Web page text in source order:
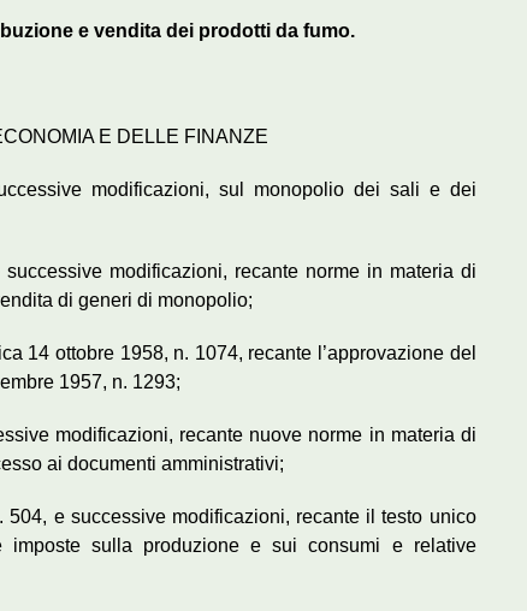
e vendita dei prodotti da fumo.
E DELLE FINANZE
modificazioni, sul monopolio dei sali e dei
modificazioni, recante norme in materia di
di generi di monopolio;
14 ottobre 1958, n. 1074, recante l’approvazione del
1957, n. 1293;
modificazioni, recante nuove norme in materia di
ai documenti amministrativi;
e successive modificazioni, recante il testo unico
imposte sulla produzione e sui consumi e relative